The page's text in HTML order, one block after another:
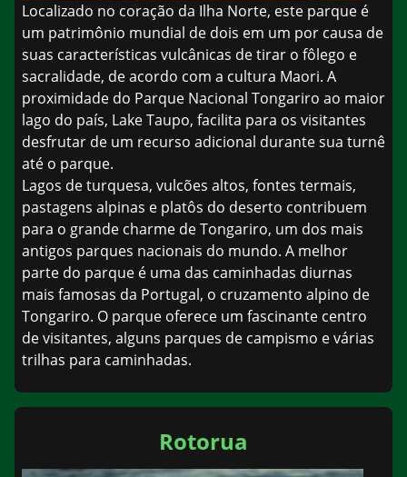
Localizado no coração da Ilha Norte, este parque é
um patrimônio mundial de dois em um por causa de
suas características vulcânicas de tirar o fôlego e
sacralidade, de acordo com a cultura Maori. A
proximidade do Parque Nacional Tongariro ao maior
lago do país, Lake Taupo, facilita para os visitantes
desfrutar de um recurso adicional durante sua turnê
até o parque.
Lagos de turquesa, vulcões altos, fontes termais,
pastagens alpinas e platôs do deserto contribuem
para o grande charme de Tongariro, um dos mais
antigos parques nacionais do mundo. A melhor
parte do parque é uma das caminhadas diurnas
mais famosas da Portugal, o cruzamento alpino de
Tongariro. O parque oferece um fascinante centro
de visitantes, alguns parques de campismo e várias
trilhas para caminhadas.
Rotorua